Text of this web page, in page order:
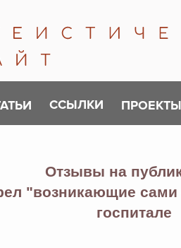
ССЫЛКИ ПРОЕКТЫ
Отзывы на
"возникающие
госпитале